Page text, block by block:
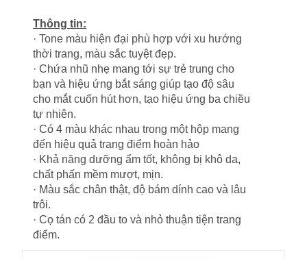
Thông tin:
· Tone màu hiện đại phù hợp với xu hướng
thời trang, màu sắc tuyệt đẹp.
· Chứa nhũ nhẹ mang tới sự trẻ trung cho
bạn và hiệu ứng bắt sáng giúp tạo độ sâu
cho mắt cuốn hút hơn, tạo hiệu ứng ba chiều
tự nhiên.
· Có 4 màu khác nhau trong một hộp mang
đến hiệu quả trang điểm hoàn hảo
· Khả năng dưỡng ẩm tốt, không bị khô da,
chất phấn mềm mượt, mịn.
· Màu sắc chân thật, độ bám dính cao và lâu
trôi.
· Cọ tán có 2 đầu to và nhỏ thuận tiện trang
điểm.